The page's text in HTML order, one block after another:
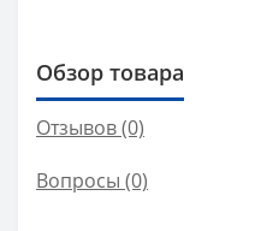
Обзор товара
Отзывов (0)
Вопросы (0)